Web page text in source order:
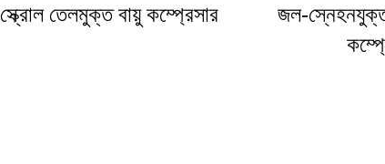
স্ক্রোল তেলমুক্ত বায়ু কম্প্রেসার
জল-